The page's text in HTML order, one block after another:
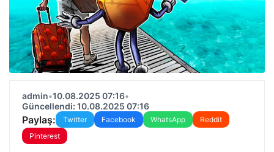
admin•10.08.2025 07:16•
Güncellendi: 10.08.2025 07:16
Paylaş: Twitter Facebook WhatsApp
Reddit
Pinterest